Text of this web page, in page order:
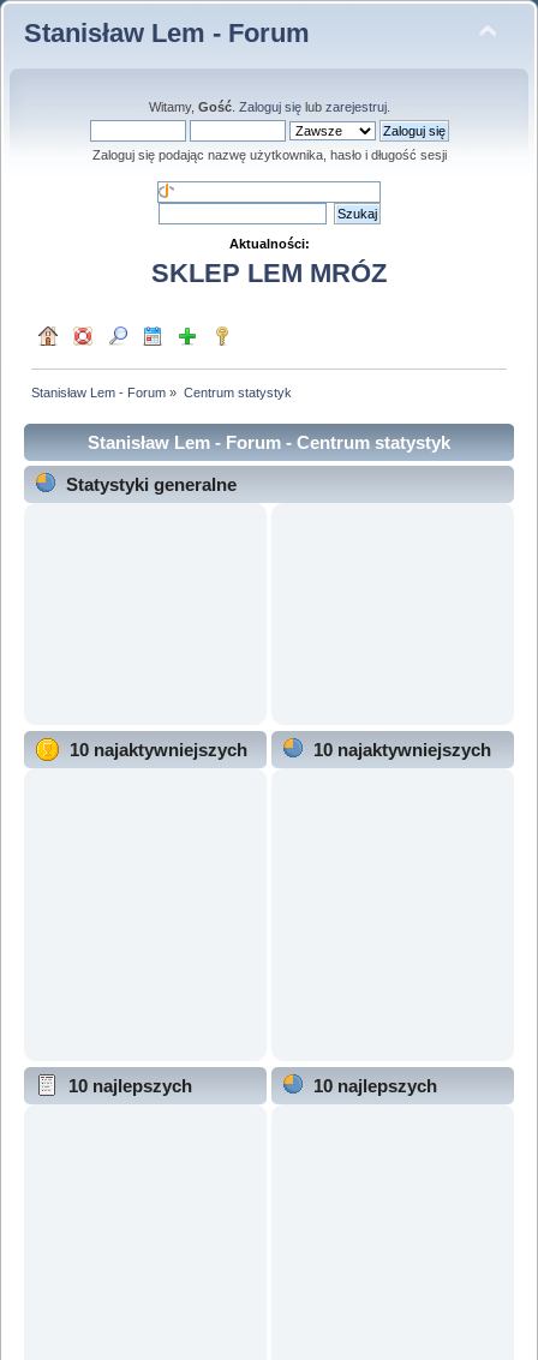
Stanisław Lem - Forum
Witamy, Gość. Zaloguj sięlub zarejestruj.
Zaloguj się podając nazwę użytkownika, hasło i długość sesji
Aktualności:
SKLEP LEM MRÓZ
Stanisław Lem - Forum » Centrum statystyk
Stanisław Lem - Forum - Centrum statystyk
Statystyki generalne
10 najaktywniejszych
10 najaktywniejszych
10 najlepszych
10 najlepszych